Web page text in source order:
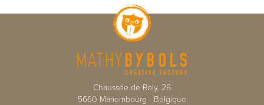
Chaussée de Roly, 26
5660 Mariembourg - Belgique